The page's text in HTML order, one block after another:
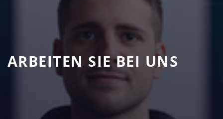
ARBEITEN SIE BEI UNS